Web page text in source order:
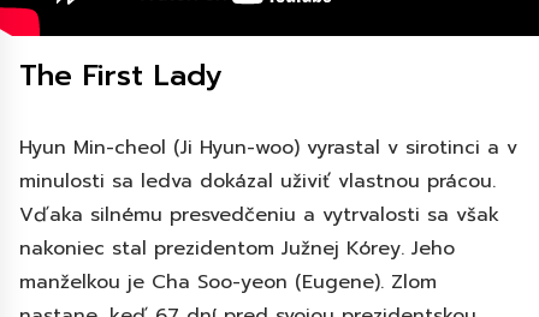
The First Lady
Hyun Min-cheol (Ji Hyun-woo) vyrastal v sirotinci a v
minulosti sa ledva dokázal uživiť vlastnou prácou.
Vďaka silnému presvedčeniu a vytrvalosti sa však
nakoniec stal prezidentom Južnej Kórey. Jeho
manželkou je Cha Soo-yeon (Eugene). Zlom